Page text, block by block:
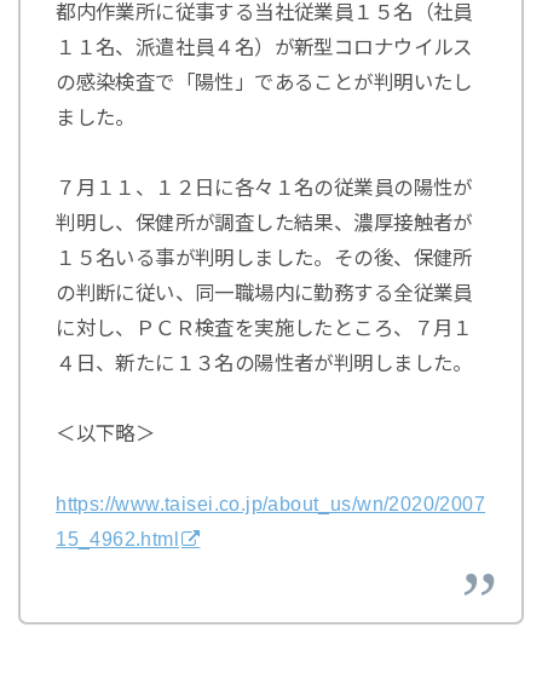
都内作業所に従事する当社従業員１５名（社員
１１名、派遣社員４名）が新型コロナウイルス
の感染検査で「陽性」であることが判明いたし
ました。
７月１１、１２日に各々１名の従業員の陽性が
判明し、保健所が調査した結果、濃厚接触者が
１５名いる事が判明しました。その後、保健所
の判断に従い、同一職場内に勤務する全従業員
に対し、ＰＣＲ検査を実施したところ、７月１
４日、新たに１３名の陽性者が判明しました。
＜以下略＞
https://www.taisei.co.jp/about_us/wn/2020/2007
15_4962.html